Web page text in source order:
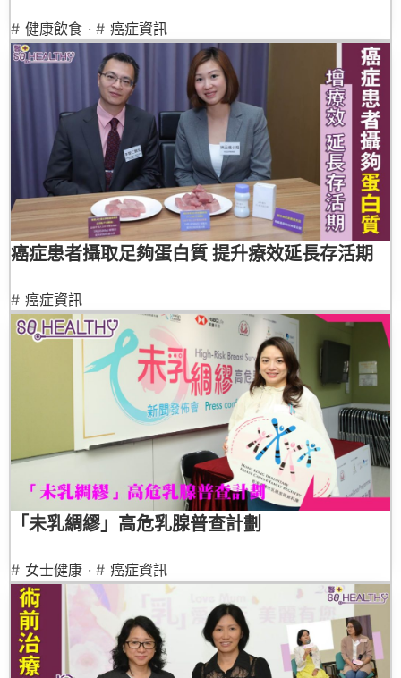
# 健康飲食 · # 癌症資訊
癌症患者攝取足夠蛋白質 提升療效延長存活期
# 癌症資訊
「未乳綢繆」高危乳腺普查計劃
# 女士健康 · # 癌症資訊